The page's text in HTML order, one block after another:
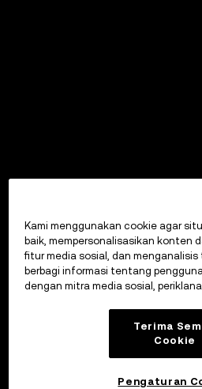
Kami menggunakan cookie agar
baik, mempersonalisasikan konten
fitur media sosial, dan menganalisis
berbagi informasi tentang
dengan mitra media sosial,
Terima
Cookie
Pengaturan